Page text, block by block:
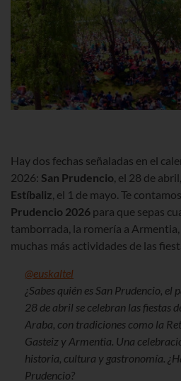
Hay dos fechas señaladas en el
2026: San Prudencio, el 28 de
Estíbaliz, el 1 de mayo. Te
Prudencio 2026 para que sepas
tamborrada, la romería a
muchas más actividades de las
@euskaltel
¿Sabes quién es San Prudencio,
28 de abril se celebran las fiestas
Araba, con tradiciones como la
Gasteiz y Armentia. Una
historia, cultura y gastronomía.
Prudencio?